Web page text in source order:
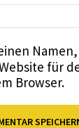
für
Browser.